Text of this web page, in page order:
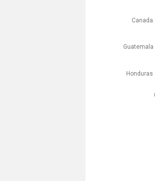
Canada
Guatemala
Honduras